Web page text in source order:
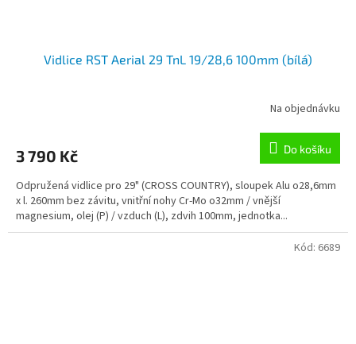
Vidlice RST Aerial 29 TnL 19/28,6 100mm (bílá)
Na objednávku
3 790 Kč Do košíku
Odpružená vidlice pro 29" (CROSS COUNTRY), sloupek Alu o28,6mm
x l. 260mm bez závitu, vnitřní nohy Cr-Mo o32mm / vnější
magnesium, olej (P) / vzduch (L), zdvih 100mm, jednotka...
Kód: 6689